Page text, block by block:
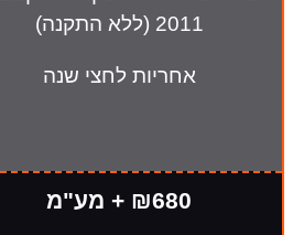
2011 (ללא התקנה)
אחריות לחצי שנה
₪680 + מע"מ